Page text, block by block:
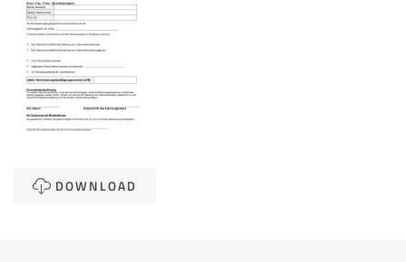
DOWNLOAD